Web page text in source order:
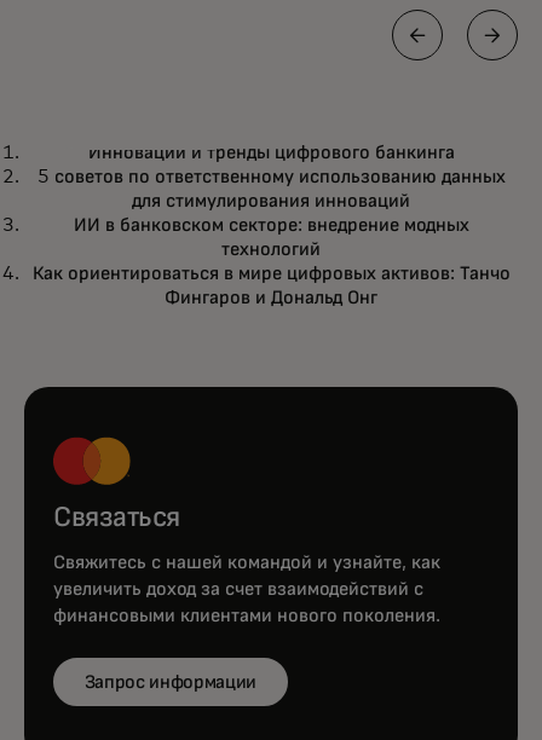
Инновации и тренды цифрового
банкинга
Подробнееopens in a new tab
Инновации и тренды цифрового банкинга
5 советов по ответственному использованию данных
для стимулирования инноваций
ИИ в банковском секторе: внедрение модных
технологий
Как ориентироваться в мире цифровых активов: Танчо
Фингаров и Дональд Онг
Связаться
Свяжитесь с нашей командой и узнайте, как
увеличить доход за счет взаимодействий с
финансовыми клиентами нового поколения.
Запрос информации